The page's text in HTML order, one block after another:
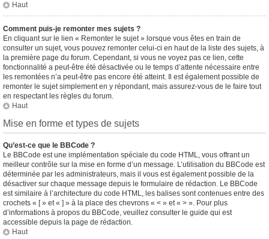
Haut
Comment puis-je remonter mes sujets ?
En cliquant sur le lien « Remonter le sujet » lorsque vous êtes en train de
consulter un sujet, vous pouvez remonter celui-ci en haut de la liste des sujets, à
la première page du forum. Cependant, si vous ne voyez pas ce lien, cette
fonctionnalité a peut-être été désactivée ou le temps d’attente nécessaire entre
les remontées n’a peut-être pas encore été atteint. Il est également possible de
remonter le sujet simplement en y répondant, mais assurez-vous de le faire tout
en respectant les règles du forum.
Haut
Mise en forme et types de sujets
Qu’est-ce que le BBCode ?
Le BBCode est une implémentation spéciale du code HTML, vous offrant un
meilleur contrôle sur la mise en forme d’un message. L’utilisation du BBCode est
déterminée par les administrateurs, mais il vous est également possible de la
désactiver sur chaque message depuis le formulaire de rédaction. Le BBCode
est similaire à l’architecture du code HTML, les balises sont contenues entre des
crochets « [ » et « ] » à la place des chevrons « < » et « > ». Pour plus
d’informations à propos du BBCode, veuillez consulter le guide qui est
accessible depuis la page de rédaction.
Haut